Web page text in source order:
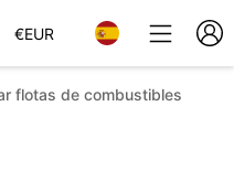
€EUR
flotas de combustibles